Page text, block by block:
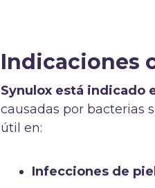
Indicaciones
Synulox está indicado
causadas por bacterias
útil en:
Infecciones de